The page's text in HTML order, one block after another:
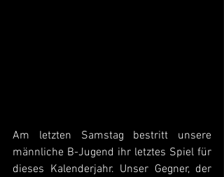
Am letzten Samstag bestritt unsere
männliche B-Jugend ihr letztes Spiel für
dieses Kalenderjahr. Unser Gegner, der